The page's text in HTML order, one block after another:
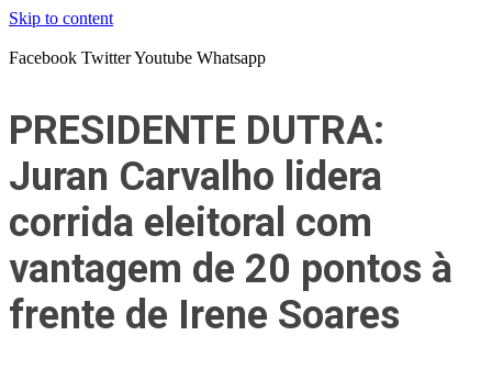
Skip to content
Facebook TwitterYoutube Whatsapp
PRESIDENTE DUTRA:
Juran Carvalho lidera
corrida eleitoral com
vantagem de 20 pontos à
frente de Irene Soares